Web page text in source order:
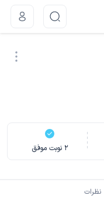
2 نوبت موفق
نظرات